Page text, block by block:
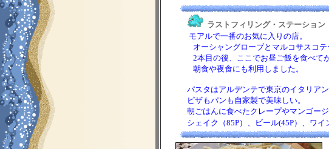
ラストフィリング・ステーション
モアルで一番のお気に入りの店。
オーシャングローブとマルコサスコテ
2本目の後、ここでお昼ご飯を食べてか
朝食や夜食にも利用しました。
パスタはアルデンテで東京のイタリアン
ピザもパンも自家製で美味しい。
朝ごはんに食べたクレープやマンゴー
シェイク（85P）、ビール(45P）、ワイ